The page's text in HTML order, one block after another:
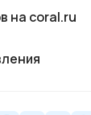
на coral.ru